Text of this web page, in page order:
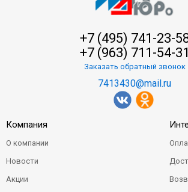
+7 (495) 741-23-
+7 (963) 711-54-31
Заказать обратный звонок
7413430@mail.ru
Компания
О компании
Новости
Акции